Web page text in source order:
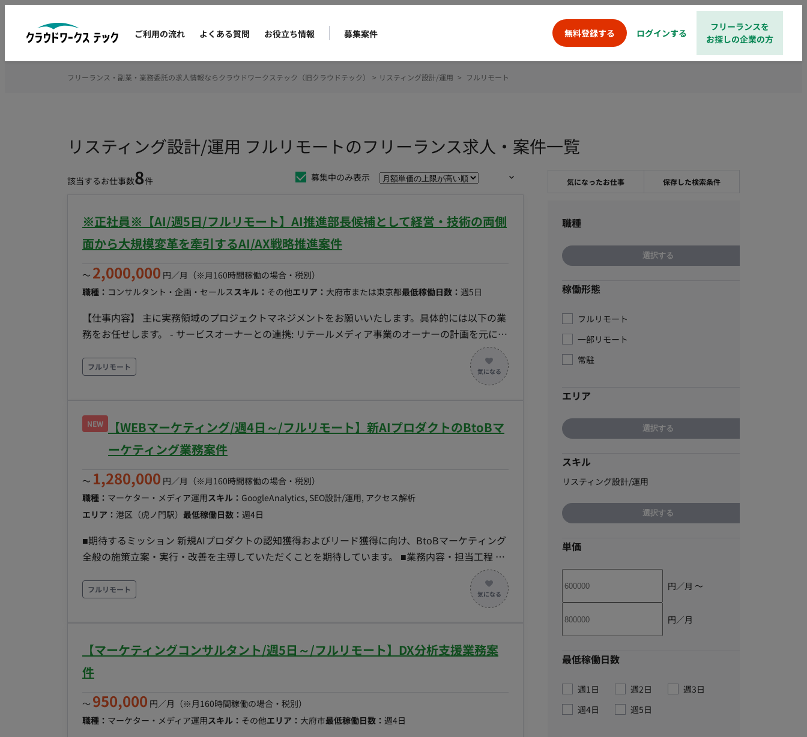
ご利用の流れ よくある質問 お役立ち情報 募集案件 無料登録する ログインする
フリーランスを
お探しの企業の方
リスティング設計/運用 フルリモートのフリーランス求人・案件一覧
該当するお仕事数8件 募集中のみ表示
※正社員※【AI/週5日/フルリモート】AI推進部長候補として経営・技術の両側
面から大規模変革を牽引するAI/AX戦略推進案件
〜 2,000,000 円／月 （※月160時間稼働の場合・税別）
職種： コンサルタント・企画・セールススキル： その他エリア： 大府市または東京都最低稼働日数： 週5日
【仕事内容】 主に実務領域のプロジェクトマネジメントをお願いいたします。具体的には以下の業
務をお任せします。 - サービスオーナーとの連携: リテールメディア事業のオーナーの計画を元に、
チームのフィジビリティを管理。 - チームのKPIやPDCA管理: チームメンバーの業務課題を見つ
け、PDCAを回すための支援を行う。 - 各アカウントのKPI管理: 戦略/戦術から引かれたKPIを達成す
るための阻害要因を解消し、施策を遂行する。 - ステークホルダーマネジメント: メーカーや代理
との契約／配信フローの管理。 - PMO支援: ステークホルダーとの定例／商談／レポート業務、及
び社内の会議体の設定とファシリテーション。 - 戦略層への成長戦略提案支援: オーナーが社内の戦
略構築層へ説明・提案を行う際の、資料や報告内容の整理。
フルリモート
NEW
【WEBマーケティング/週4日～/フルリモート】新AIプロダクトのBtoBマ
ーケティング業務案件
〜 1,280,000 円／月 （※月160時間稼働の場合・税別）
職種： マーケター・メディア運用スキル： GoogleAnalytics, SEO設計/運用, アクセス解析
エリア： 港区（虎ノ門駅） 最低稼働日数： 週4日
■期待するミッション 新規AIプロダクトの認知獲得およびリード獲得に向け、BtoBマーケティング
全般の施策立案・実行・改善を主導していただくことを期待しています。 ■業務内容・担当工程 新
AIプロダクトにおけるBtoBマーケティング業務全般を担当していただきます。 デジタル広告運
用、LP改善、アクセス解析、コンテンツ企画・制作、オフライン施策など多岐にわたるマーケティ
フルリモート
【マーケティングコンサルタント/週5日～/フルリモート】DX分析支援業務案
件
〜 950,000 円／月 （※月160時間稼働の場合・税別）
職種： マーケター・メディア運用スキル： その他エリア： 大府市最低稼働日数： 週4日
気になったお仕事 保存した検索条件
職種
選択する
稼働形態
フルリモート
一部リモート
常駐
エリア
選択する
スキル
リスティング設計/運用
選択する
単価
円／月 〜
円／月
最低稼働日数
週1日 週2日
週3日
週4日
週5日
フリーランス・副業・業務委託の求人情報ならクラウドワークステック（旧クラウドテック） > リスティング設計/運用 > フルリモート